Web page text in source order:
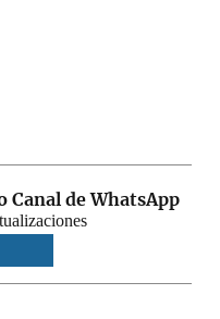
Canal de WhatsApp